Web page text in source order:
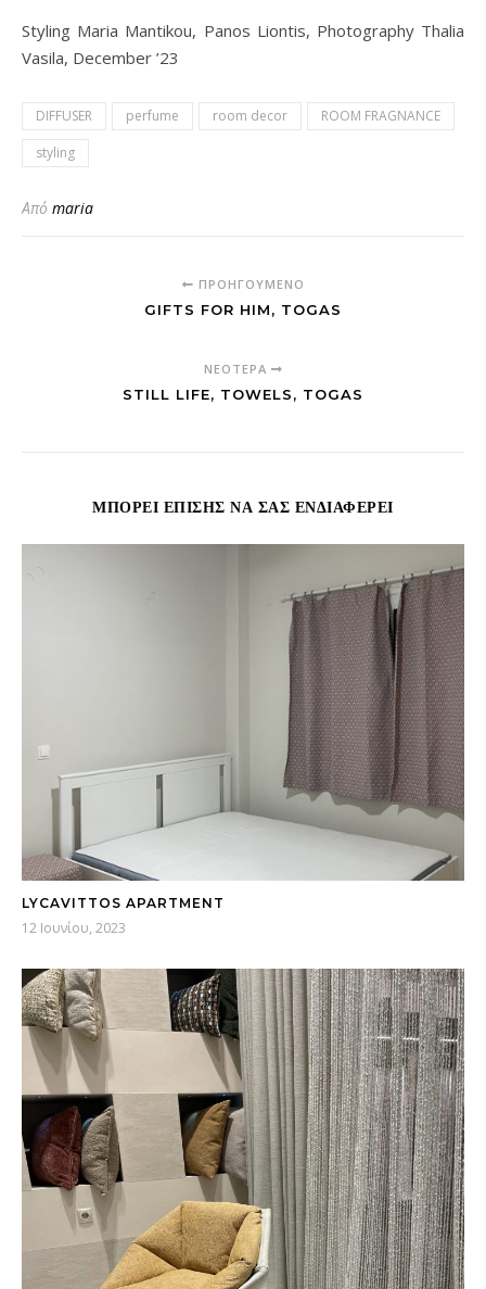
Styling Maria Mantikou, Panos Liontis, Photography Thalia
Vasila, December ’23
DIFFUSER perfume room decor
ROOM FRAGNANCE
styling
Από maria
ΠΡΟΗΓΟΎΜΕΝΟ
GIFTS FOR HIM, TOGAS
ΝΕΌΤΕΡΑ
STILL LIFE, TOWELS, TOGAS
ΜΠΟΡΕΊ ΕΠΊΣΗΣ ΝΑ ΣΑΣ ΕΝΔΙΑΦΈΡΕΙ
LYCAVITTOS APARTMENT
12 Ιουνίου, 2023